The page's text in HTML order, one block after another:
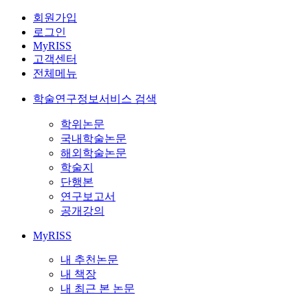
회원가입
로그인
MyRISS
고객센터
전체메뉴
학술연구정보서비스 검색
학위논문
국내학술논문
해외학술논문
학술지
단행본
연구보고서
공개강의
MyRISS
내 추천논문
내 책장
내 최근 본 논문